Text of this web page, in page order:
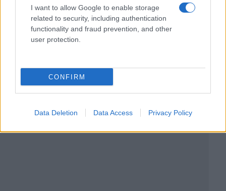
I want to allow Google to enable storage
related to security, including authentication
functionality and fraud prevention, and other
user protection.
CONFIRM
Data Deletion Data Access Privacy Policy